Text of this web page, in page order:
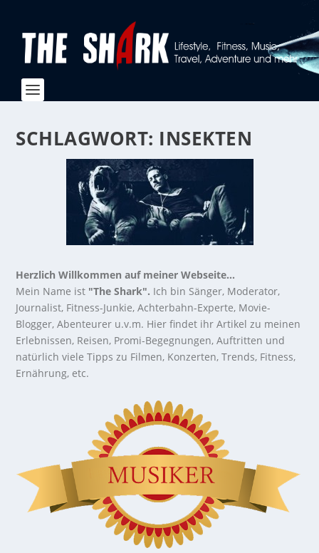
SCHLAGWORT: INSEKTEN
Herzlich Willkommen auf meiner Webseite...
Mein Name ist "The Shark". Ich bin Sänger, Moderator,
Journalist, Fitness-Junkie, Achterbahn-Experte, Movie-
Blogger, Abenteurer u.v.m. Hier findet ihr Artikel zu meinen
Erlebnissen, Reisen, Promi-Begegnungen, Auftritten und
natürlich viele Tipps zu Filmen, Konzerten, Trends, Fitness,
Ernährung, etc.